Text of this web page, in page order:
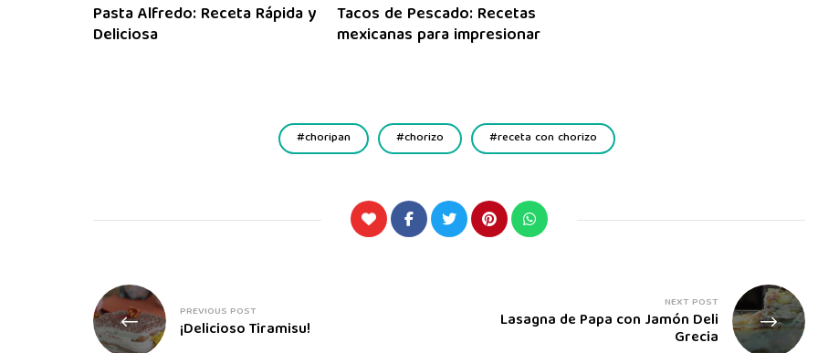
Pasta Alfredo: Receta Rápida y
Deliciosa
Tacos de Pescado: Recetas
mexicanas para impresionar
choripan chorizo receta con chorizo
PREVIOUS POST
¡Delicioso Tiramisu!
NEXT POST
Lasagna de Papa con Jamón Deli
Grecia